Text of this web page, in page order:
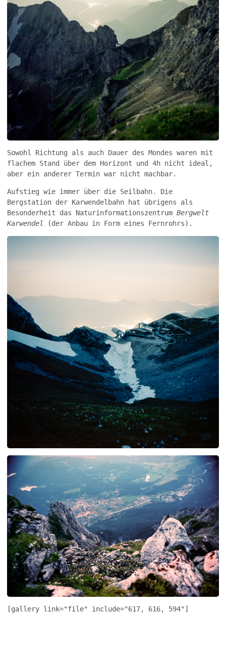
Sowohl Richtung als auch Dauer des Mondes waren mit
flachem Stand über dem Horizont und 4h nicht ideal,
aber ein anderer Termin war nicht machbar.
Aufstieg wie immer über die Seilbahn. Die
Bergstation der Karwendelbahn hat übrigens als
Besonderheit das Naturinformationszentrum Bergwelt
Karwendel
(der Anbau in Form eines Fernrohrs).
[gallery link="file" include="617, 616, 594"]